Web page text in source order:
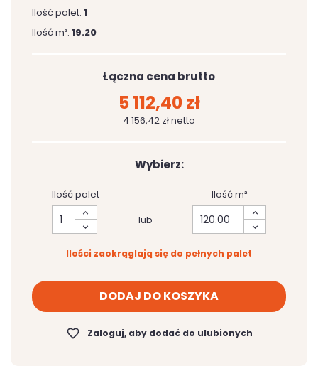
Ilość palet: 1
Ilość m³: 19.20
Łączna cena brutto
5 112,40 zł
4 156,42 zł netto
Wybierz:
Ilość palet
lub
Ilość m²
Ilości zaokrąglają się do pełnych palet
DODAJ DO KOSZYKA
favorite_border Zaloguj, aby dodać do ulubionych